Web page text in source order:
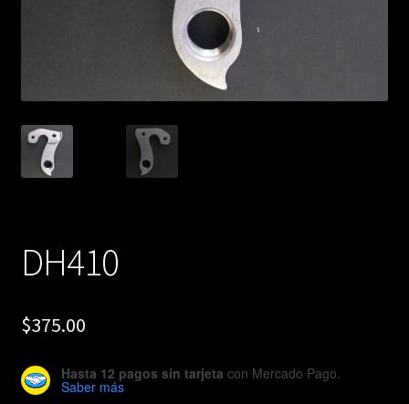
DH410
$375.00
Hasta 12 pagos sin tarjeta con Mercado Pago.
Saber más